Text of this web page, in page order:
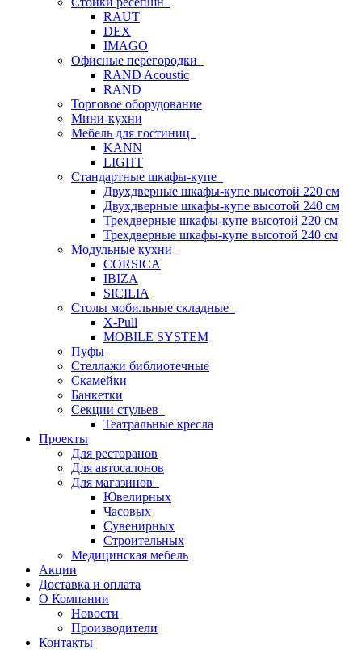
RAUT
DEX
IMAGO
Офисные перегородки
RAND Acoustic
RAND
Торговое оборудование
Мини-кухни
Мебель для гостиниц
KANN
LIGHT
Стандартные шкафы-купе
Двухдверные шкафы-купе высотой 220 см
Двухдверные шкафы-купе высотой 240 см
Трехдверные шкафы-купе высотой 220 см
Трехдверные шкафы-купе высотой 240 см
Модульные кухни
CORSICA
IBIZA
SICILIA
Столы мобильные складные
X-Pull
MOBILE SYSTEM
Пуфы
Стеллажи библиотечные
Скамейки
Банкетки
Секции стульев
Театральные кресла
Проекты
Для ресторанов
Для автосалонов
Для магазинов
Ювелирных
Часовых
Сувенирных
Строительных
Медицинская мебель
Акции
Доставка и оплата
О Компании
Новости
Производители
Контакты